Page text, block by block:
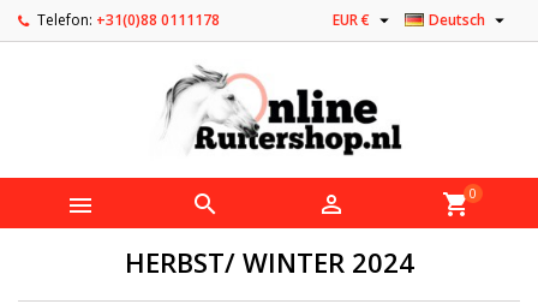
Telefon: +31(0)88 0111178 Deutsch 
EUR € 
   shopping_cart0
HERBST/ WINTER 2024